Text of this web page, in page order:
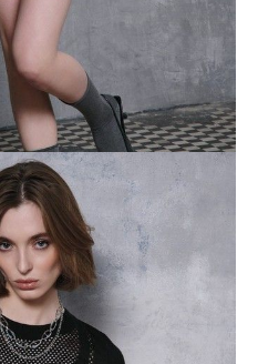
23С-30СП, р.170-84, black
23С-30СП, р.170-84, black